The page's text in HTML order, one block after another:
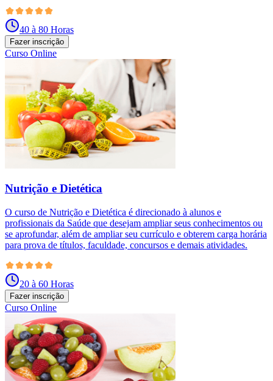
40 à 80 Horas
Fazer inscrição
Curso Online
Nutrição e Dietética
O curso de Nutrição e Dietética é direcionado à alunos e
profissionais da Saúde que desejam ampliar seus conhecimentos ou
se aprofundar, além de ampliar seu currículo e obterem carga horária
para prova de títulos, faculdade, concursos e demais atividades.
20 à 60 Horas
Fazer inscrição
Curso Online